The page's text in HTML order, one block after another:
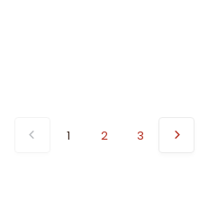
1 2 3